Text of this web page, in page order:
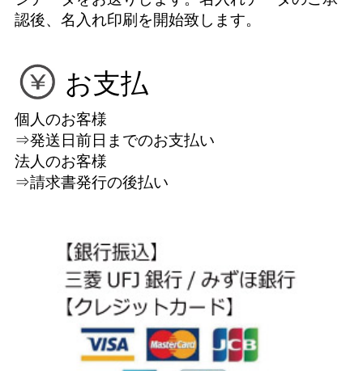
認後、名入れ印刷を開始致します。
お支払
個人のお客様
⇒発送日前日までのお支払い
法人のお客様
⇒請求書発行の後払い